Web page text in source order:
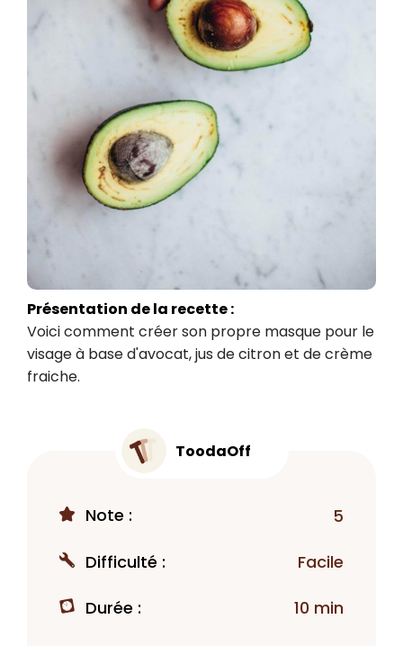
Présentation de la recette :
Voici comment créer son propre masque pour le
visage à base d'avocat, jus de citron et de crème
fraiche.
ToodaOff
Note : 5
Difficulté : Facile
Durée : 10 min